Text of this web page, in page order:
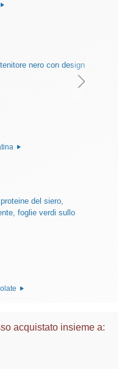
acquistato insieme a: